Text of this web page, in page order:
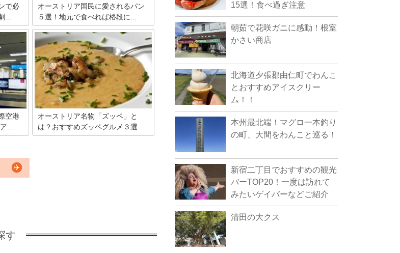
で必
...
、オペ
だった
しょ
れ、上
ルはア
スのウ
！そこ
ュージ
オーストリア国民に愛されるパン
５選！地元で食べれば格段に...
オーストリアは、かつて神聖ローマ皇帝
を歴任しヨーロッパを束ねていたハプス
ブルク家の出身領。その13世紀以降、今
日にも伝わる素晴らしい食文化が花開い
たとされています。その中でもオースト
リアで製造されたパンは、多種多様！ヨ
ーロッパ各地へ、さらに形を変えて広ま
ったとされています。
空港
...
けれど
、リム
良い？
オーストリア名物「ズッペ」と
は？おすすめズッペグルメ３選
す
15選！食べ過ぎ注意
朝茹で花咲ガニに感動！根室
かさい商店
北海道夕張郡由仁町でわんこ
とおすすめアイスクリー
ム！！
本州最北端！マグロ一本釣り
の町、大間をわんこと巡る！
新宿二丁目でおすすめの観光
バーTOP20！一度は訪れて
みたいゲイバーなどご紹介
清田の大クス